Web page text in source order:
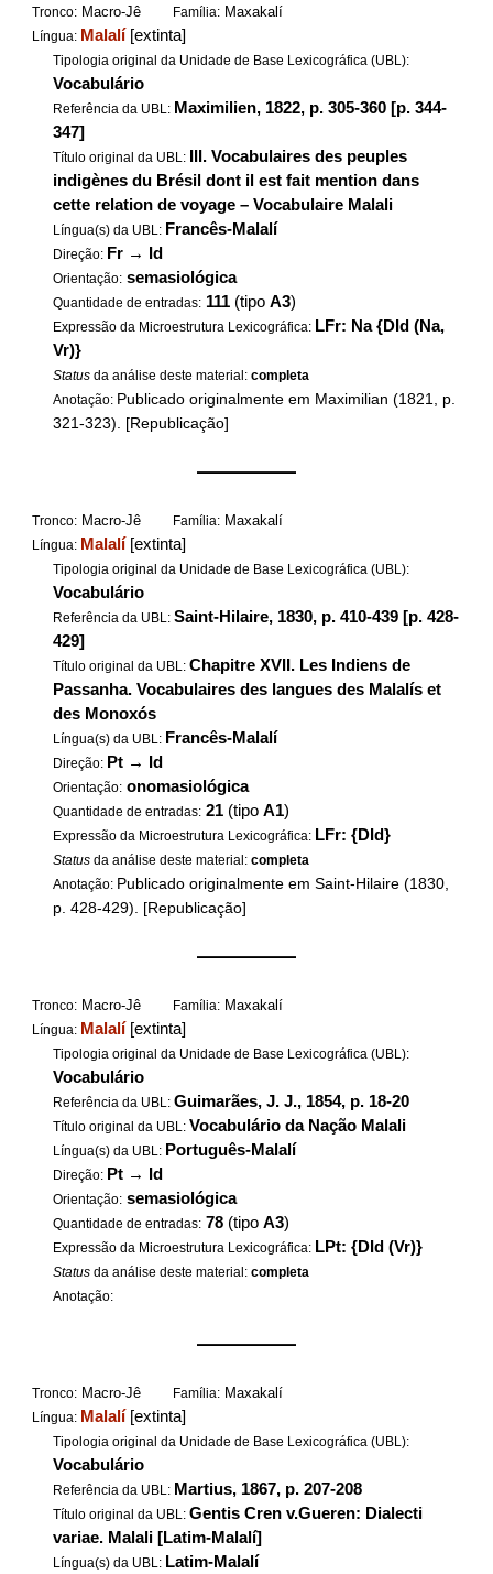
Tronco: Macro-Jê Família: Maxakalí
Língua: Malalí [extinta]
Tipologia original da Unidade de Base Lexicográfica (UBL):
Vocabulário
Referência da UBL: Maximilien, 1822, p. 305-360 [p. 344-
347]
Título original da UBL:
III. Vocabulaires des peuples
indigènes du Brésil dont il est fait mention dans
cette relation de voyage – Vocabulaire Malali
Língua(s) da UBL: Francês-Malalí
Direção: Fr → Id
Orientação: semasiológica
Quantidade de entradas: 111 (tipoA3)
Expressão da Microestrutura Lexicográfica: LFr: Na {DId (Na,
Vr)}
Status da análise deste material:completa
Anotação: Publicado originalmente em Maximilian (1821, p.
321-323). [Republicação]
——————
Tronco: Macro-Jê Família: Maxakalí
Língua: Malalí [extinta]
Tipologia original da Unidade de Base Lexicográfica (UBL):
Vocabulário
Referência da UBL:Saint-Hilaire, 1830, p. 410-439 [p. 428-
429]
Título original da UBL:Chapitre XVII. Les Indiens de
Passanha. Vocabulaires des langues des Malalís et
des Monoxós
Língua(s) da UBL: Francês-Malalí
Direção: Pt → Id
Orientação: onomasiológica
Quantidade de entradas: 21 (tipoA1)
Expressão da Microestrutura Lexicográfica: LFr: {DId}
Status da análise deste material:completa
Anotação: Publicado originalmente em Saint-Hilaire (1830,
p. 428-429). [Republicação]
——————
Tronco: Macro-Jê Família: Maxakalí
Língua: Malalí [extinta]
Tipologia original da Unidade de Base Lexicográfica (UBL):
Vocabulário
Referência da UBL:Guimarães, J. J., 1854, p. 18-20
Título original da UBL: Vocabulário da Nação Malali
Língua(s) da UBL: Português-Malalí
Direção: Pt → Id
Orientação: semasiológica
Quantidade de entradas: 78 (tipoA3)
Expressão da Microestrutura Lexicográfica: LPt: {DId (Vr)}
Status da análise deste material:completa
Anotação:
——————
Tronco: Macro-Jê Família: Maxakalí
Língua: Malalí [extinta]
Tipologia original da Unidade de Base Lexicográfica (UBL):
Vocabulário
Referência da UBL: Martius, 1867, p. 207-208
Título original da UBL:Gentis Cren v.Gueren: Dialecti
variae. Malali [Latim-Malalí]
Língua(s) da UBL: Latim-Malalí